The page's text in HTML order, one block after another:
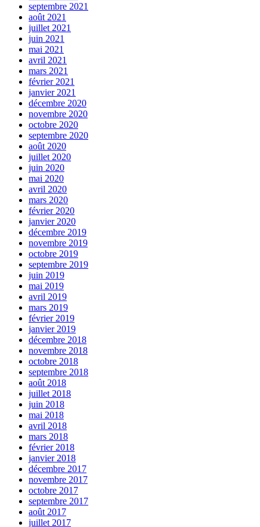
septembre 2021
août 2021
juillet 2021
juin 2021
mai 2021
avril 2021
mars 2021
février 2021
janvier 2021
décembre 2020
novembre 2020
octobre 2020
septembre 2020
août 2020
juillet 2020
juin 2020
mai 2020
avril 2020
mars 2020
février 2020
janvier 2020
décembre 2019
novembre 2019
octobre 2019
septembre 2019
juin 2019
mai 2019
avril 2019
mars 2019
février 2019
janvier 2019
décembre 2018
novembre 2018
octobre 2018
septembre 2018
août 2018
juillet 2018
juin 2018
mai 2018
avril 2018
mars 2018
février 2018
janvier 2018
décembre 2017
novembre 2017
octobre 2017
septembre 2017
août 2017
juillet 2017